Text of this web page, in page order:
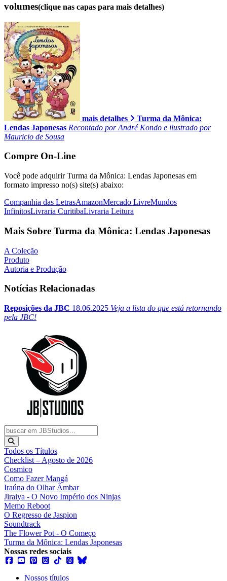
volumes(clique nas capas para mais detalhes)
mais detalhes
Turma da Mônica:
Lendas Japonesas Recontado por André Kondo e ilustrado por
Mauricio de Sousa
Compre On-Line
Você pode adquirir Turma da Mônica: Lendas Japonesas em
formato impresso no(s) site(s) abaixo:
Companhia das LetrasAmazonMercado LivreMundos
InfinitosLivraria CuritibaLivraria Leitura
Mais Sobre Turma da Mônica: Lendas Japonesas
A Coleção
Produto
Autoria e Produção
Notícias Relacionadas
Reposições da JBC 18.06.2025 Veja a lista do que está retornando
pela JBC!
Todos os Títulos
Checklist – Agosto de 2026
Cosmico
Como Fazer Mangá
Iraúna do Olhar Âmbar
Jiraiya - O Novo Império dos Ninjas
Memo Reboot
O Regresso de Jaspion
Soundtrack
The Flower Pot - O Começo
Turma da Mônica: Lendas Japonesas
Nossas redes sociais
Nossos títulos